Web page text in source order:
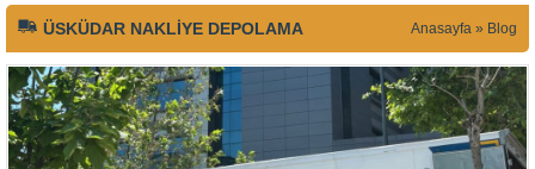
ÜSKÜDAR NAKLIYE DEPOLAMA Anasayfa » Blog